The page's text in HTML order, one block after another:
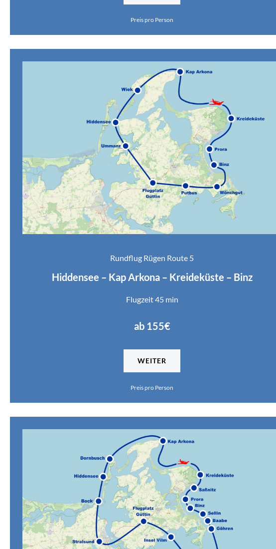
Preis pro Person
Rundflug Rügen Route 5
Hiddensee – Kap Arkona – Kreideküste – Binz
Flugzeit 45 min
ab 155€
WEITER
Preis pro Person